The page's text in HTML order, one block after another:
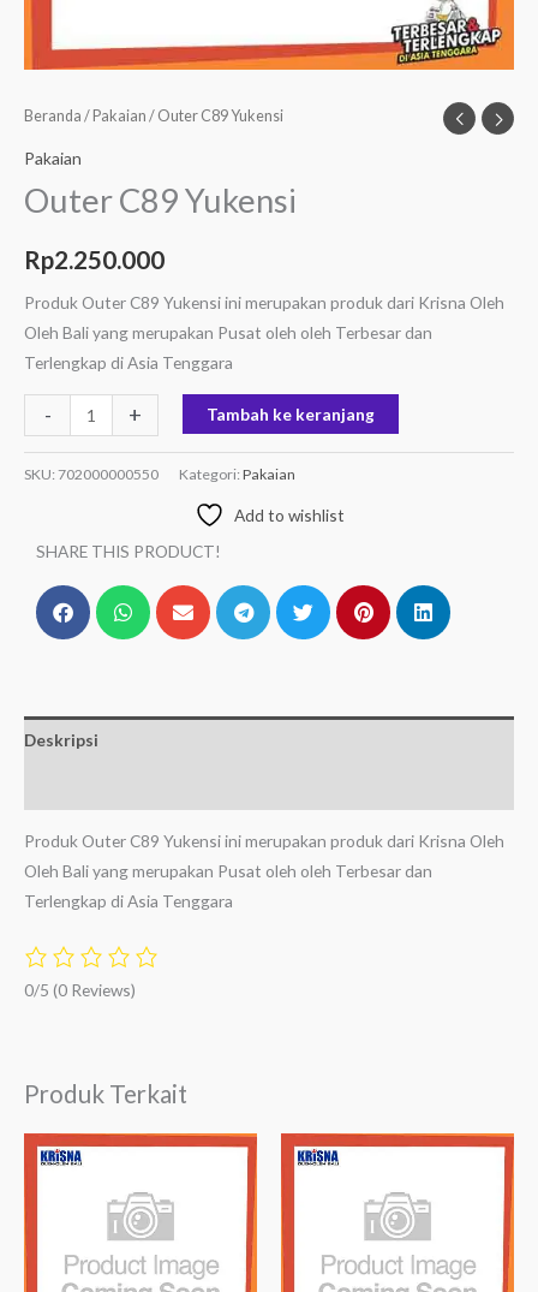
Beranda / Pakaian / Outer C89 Yukensi
Pakaian
Outer C89 Yukensi
Rp2.250.000
Produk Outer C89 Yukensi ini merupakan produk dari Krisna Oleh
Oleh Bali yang merupakan Pusat oleh oleh Terbesar dan
Terlengkap di Asia Tenggara
- + Tambah ke keranjang
SKU: 702000000550 Kategori: Pakaian
Add to wishlist
SHARE THIS PRODUCT!
Deskripsi
Produk Outer C89 Yukensi ini merupakan produk dari Krisna Oleh
Oleh Bali yang merupakan Pusat oleh oleh Terbesar dan
Terlengkap di Asia Tenggara
0/5 (0 Reviews)
Produk Terkait